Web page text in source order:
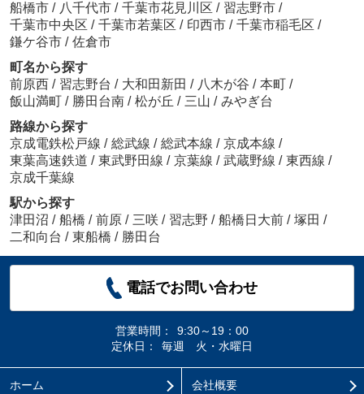
船橋市 / 八千代市 / 千葉市花見川区 / 習志野市 /
千葉市中央区 / 千葉市若葉区 / 印西市 / 千葉市稲毛区 /
鎌ケ谷市 / 佐倉市
町名から探す
前原西 / 習志野台 / 大和田新田 / 八木が谷 / 本町 /
飯山満町 / 勝田台南 / 松が丘 / 三山 / みやぎ台
路線から探す
京成電鉄松戸線 / 総武線 / 総武本線 / 京成本線 /
東葉高速鉄道 / 東武野田線 / 京葉線 / 武蔵野線 / 東西線 /
京成千葉線
駅から探す
津田沼 / 船橋 / 前原 / 三咲 / 習志野 / 船橋日大前 / 塚田 /
二和向台 / 東船橋 / 勝田台
電話でお問い合わせ
営業時間：
9:30～19：00
定休日：
毎週 火・水曜日
ホーム 会社概要